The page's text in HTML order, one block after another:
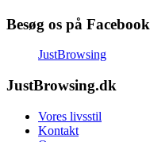
Besøg os på Facebook
JustBrowsing
JustBrowsing.dk
Vores livsstil
Kontakt